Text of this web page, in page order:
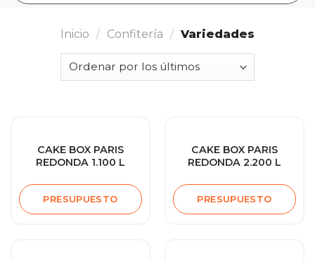
Inicio / Confitería / Variedades
CAKE BOX PARIS
REDONDA 1.100 L
PRESUPUESTO
CAKE BOX PARIS
REDONDA 2.200 L
PRESUPUESTO